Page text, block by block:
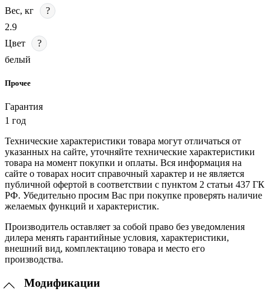
Вес, кг
?
2.9
Цвет
?
белый
Прочее
Гарантия
1 год
Технические характеристики товара могут отличаться от
указанных на сайте, уточняйте технические характеристики
товара на момент покупки и оплаты. Вся информация на
сайте о товарах носит справочный характер и не является
публичной офертой в соответствии с пунктом 2 статьи 437 ГК
РФ. Убедительно просим Вас при покупке проверять наличие
желаемых функций и характеристик.
Производитель оставляет за собой право без уведомления
дилера менять гарантийные условия, характеристики,
внешний вид, комплектацию товара и место его
производства.
Модификации